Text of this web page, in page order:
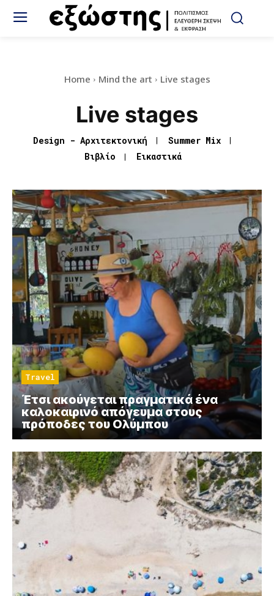
Home Mind the art Live stages
Live stages
Design - Αρχιτεκτονική
Summer Mix
Βιβλίο
Εικαστικά
Travel
Έτσι ακούγεται πραγματικά ένα
καλοκαιρινό απόγευμα στους
πρόποδες του Ολύμπου